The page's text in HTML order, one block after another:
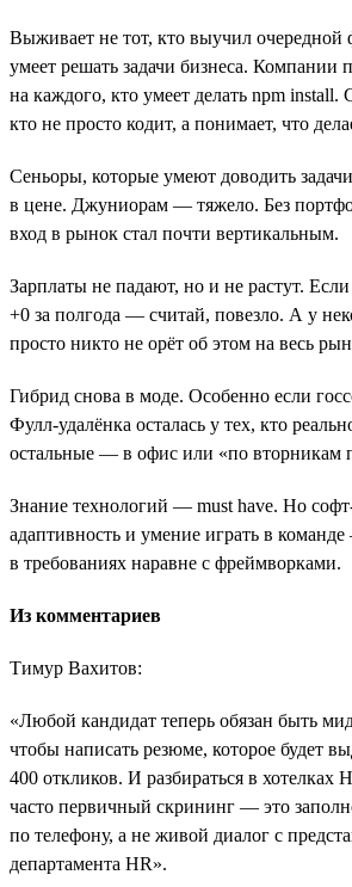
Выживает не тот, кто выучил очередной
умеет решать задачи бизнеса. Компании
на каждого, кто умеет делать npm install.
кто не просто кодит, а понимает, что
Сеньоры, которые умеют доводить
в цене. Джуниорам — тяжело. Без
вход в рынок стал почти вертикальным.
Зарплаты не падают, но и не растут. Если
+0 за полгода — считай, повезло. А у
просто никто не орёт об этом на весь
Гибрид снова в моде. Особенно если
Фулл-удалёнка осталась у тех, кто
остальные — в офис или «по вторникам
Знание технологий — must have. Но
адаптивность и умение играть в
в требованиях наравне с фреймворками.
Из комментариев
Тимур Вахитов:
«Любой кандидат теперь обязан быть
чтобы написать резюме, которое будет
400 откликов. И разбираться в хотелках
часто первичный скрининг ― это
по телефону, а не живой диалог с
департамента HR».